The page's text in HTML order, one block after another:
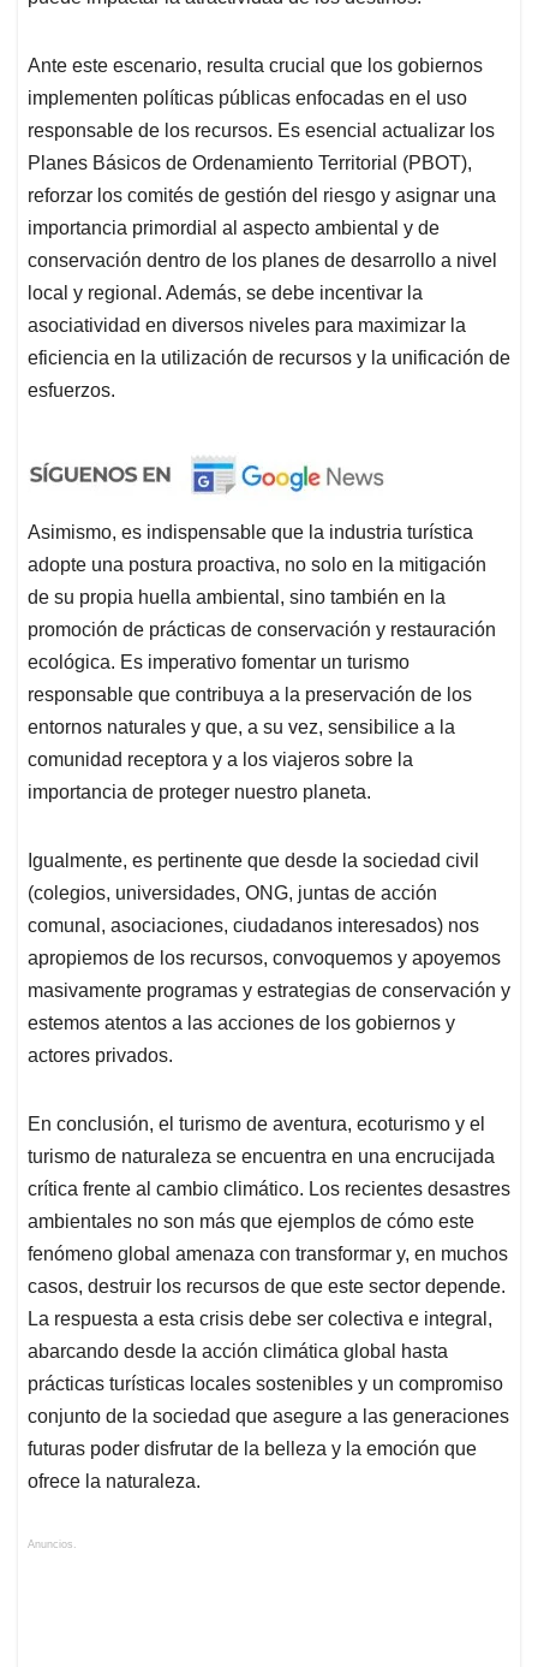
Ante este escenario, resulta crucial que los gobiernos
implementen políticas públicas enfocadas en el uso
responsable de los recursos. Es esencial actualizar los
Planes Básicos de Ordenamiento Territorial (PBOT),
reforzar los comités de gestión del riesgo y asignar una
importancia primordial al aspecto ambiental y de
conservación dentro de los planes de desarrollo a nivel
local y regional. Además, se debe incentivar la
asociatividad en diversos niveles para maximizar la
eficiencia en la utilización de recursos y la unificación de
esfuerzos.
Asimismo, es indispensable que la industria turística
adopte una postura proactiva, no solo en la mitigación
de su propia huella ambiental, sino también en la
promoción de prácticas de conservación y restauración
ecológica. Es imperativo fomentar un turismo
responsable que contribuya a la preservación de los
entornos naturales y que, a su vez, sensibilice a la
comunidad receptora y a los viajeros sobre la
importancia de proteger nuestro planeta.
Igualmente, es pertinente que desde la sociedad civil
(colegios, universidades, ONG, juntas de acción
comunal, asociaciones, ciudadanos interesados) nos
apropiemos de los recursos, convoquemos y apoyemos
masivamente programas y estrategias de conservación y
estemos atentos a las acciones de los gobiernos y
actores privados.
En conclusión, el turismo de aventura, ecoturismo y el
turismo de naturaleza se encuentra en una encrucijada
crítica frente al cambio climático. Los recientes desastres
ambientales no son más que ejemplos de cómo este
fenómeno global amenaza con transformar y, en muchos
casos, destruir los recursos de que este sector depende.
La respuesta a esta crisis debe ser colectiva e integral,
abarcando desde la acción climática global hasta
prácticas turísticas locales sostenibles y un compromiso
conjunto de la sociedad que asegure a las generaciones
futuras poder disfrutar de la belleza y la emoción que
ofrece la naturaleza.
Anuncios.